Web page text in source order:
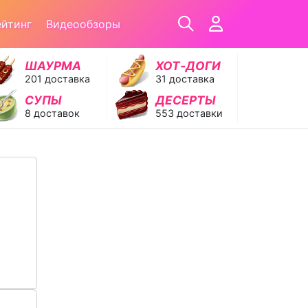
Видеообзоры
ШАУРМА
201 доставка
ХОТ‑ДОГИ
31 доставка
СУПЫ
8 доставок
ДЕСЕРТЫ
553 доставки